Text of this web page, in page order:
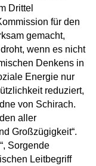
Drittel
für den
gemacht,
wenn es nicht
Denkens in
Energie nur
reduziert,
von Schirach.
aller
Großzügigkeit“.
Sorgende
Leitbegriff